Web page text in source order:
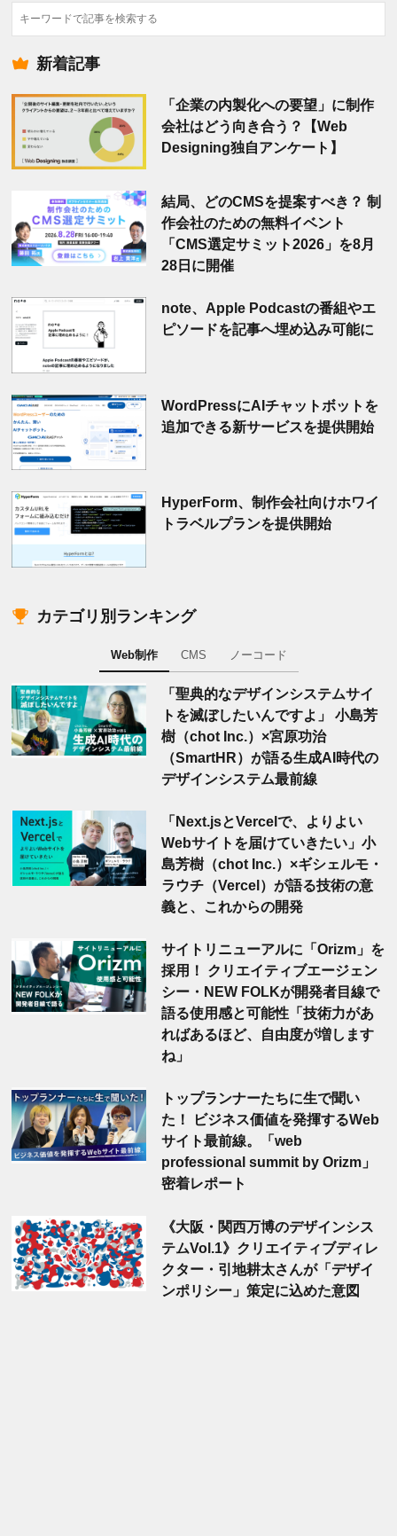
検
索
新着記事
「企業の内製化への要望」に制作
会社はどう向き合う？【Web
Designing独自アンケート】
結局、どのCMSを提案すべき？ 制
作会社のための無料イベント
「CMS選定サミット2026」を8月
28日に開催
note、Apple Podcastの番組やエ
ピソードを記事へ埋め込み可能に
WordPressにAIチャットボットを
追加できる新サービスを提供開始
HyperForm、制作会社向けホワイ
トラベルプランを提供開始
カテゴリ別ランキング
Web制作 CMS ノーコード
「聖典的なデザインシステムサイ
トを滅ぼしたいんですよ」 小島芳
樹（chot Inc.）×宮原功治
（SmartHR）が語る生成AI時代の
デザインシステム最前線
「Next.jsとVercelで、よりよい
Webサイトを届けていきたい」小
島芳樹（chot Inc.）×ギシェルモ・
ラウチ（Vercel）が語る技術の意
義と、これからの開発
サイトリニューアルに「Orizm」を
採用！ クリエイティブエージェン
シー・NEW FOLKが開発者目線で
語る使用感と可能性「技術力があ
ればあるほど、自由度が増します
ね」
トップランナーたちに生で聞い
た！ ビジネス価値を発揮するWeb
サイト最前線。「web
professional summit by Orizm」
密着レポート
《大阪・関西万博のデザインシス
テムVol.1》クリエイティブディレ
クター・引地耕太さんが「デザイ
ンポリシー」策定に込めた意図